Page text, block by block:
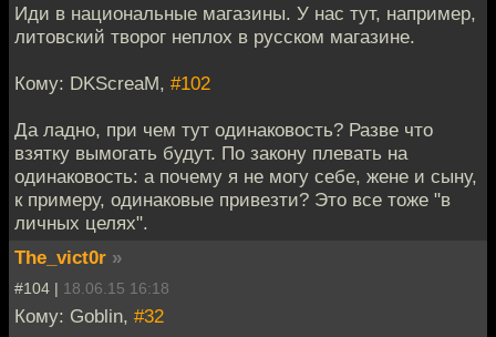
Иди в национальные магазины. У нас тут, например,
литовский творог неплох в русском магазине.
Кому: DKScreaM, #102
Да ладно, при чем тут одинаковость? Разве что
взятку вымогать будут. По закону плевать на
одинаковость: а почему я не могу себе, жене и сыну,
к примеру, одинаковые привезти? Это все тоже "в
личных целях".
The_vict0r »
#104 | 18.06.15 16:18
Кому: Goblin, #32